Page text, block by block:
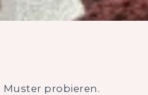
probieren.